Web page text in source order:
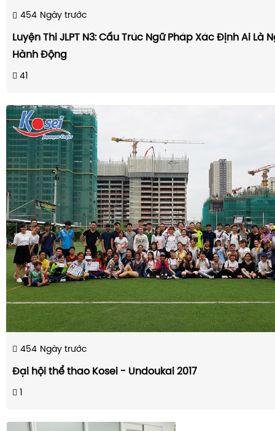
454 Ngày trước
Luyện Thi JLPT N3: Cấu Trúc Ngữ Pháp Xác Định Ai Là
Hành Động
41
454 Ngày trước
Đại hội thể thao Kosei - Undoukai 2017
1